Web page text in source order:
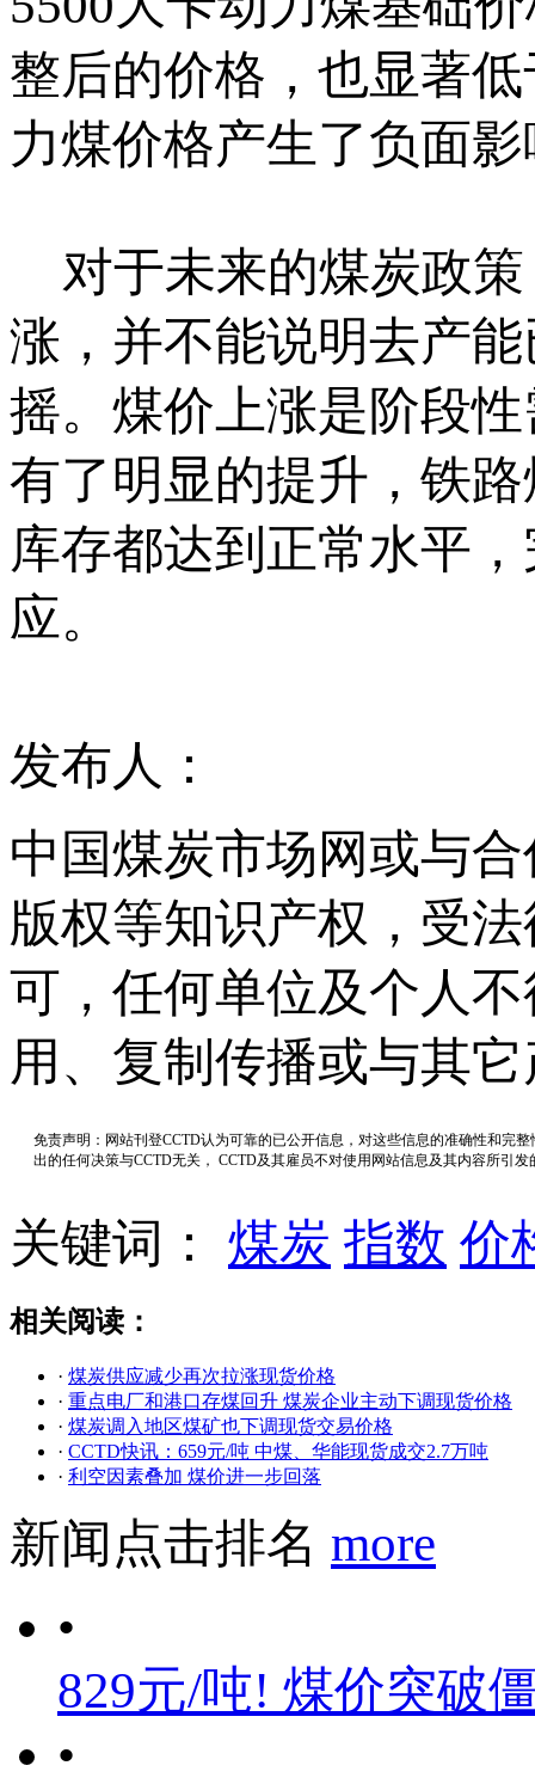
整后的价格，也显著
力煤价格产生了负面
对于未来的煤炭政策
涨，并不能说明去产
摇。煤价上涨是阶段
有了明显的提升，铁
库存都达到正常水平
应。
发布人：
中国煤炭市场网或与
版权等知识产权，受
可，任何单位及个人
用、复制传播或与其
免责声明：网站刊登CCTD认为可靠的已公开信息，对这些信息的准确性和完
出的任何决策与CCTD无关， CCTD及其雇员不对使用网站信息及其内容所引
关键词： 煤炭 指数 价
相关阅读：
· 煤炭供应减少再次拉涨现货价格
· 重点电厂和港口存煤回升 煤炭企业主动下调现货价格
· 煤炭调入地区煤矿也下调现货交易价格
· CCTD快讯：659元/吨 中煤、华能现货成交2.7万吨
· 利空因素叠加 煤价进一步回落
新闻点击排名 more
•
829元/吨! 煤价突破
•